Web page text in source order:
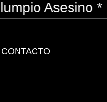
Asesino*
CONTACTO